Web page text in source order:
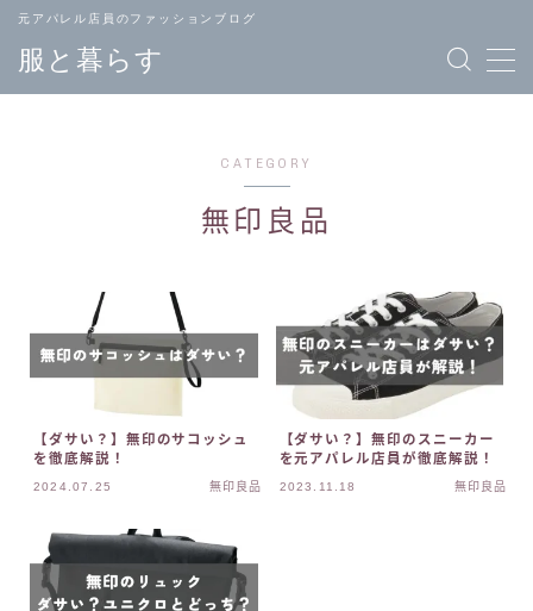
服と暮らす
元アパレル店員のファッションブログ
ファッション
レディース
ファッション
CATEGORY
無印良品
【ダサい？】無印のサコッシュ
を徹底解説！
2024.07.25 無印良品
【ダサい？】無印のスニーカー
を元アパレル店員が徹底解説！
2023.11.18 無印良品